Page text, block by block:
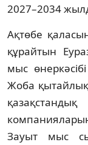
2027–2034
Ақтөбе
құрайтын
мыс
Жоба
Зауыт мыс